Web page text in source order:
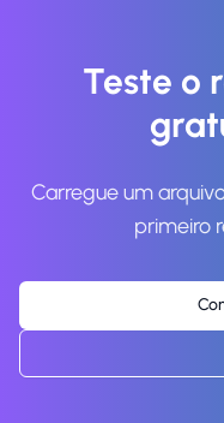
Teste o
Carregue um
primeiro